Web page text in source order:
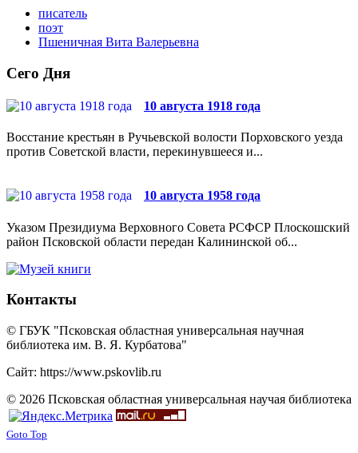
писатель
поэт
Пшеничная Вита Валерьевна
Сего Дня
10 августа 1918 года
Восстание крестьян в Ручьевской волости Порховского уезда
против Советской власти, перекинувшееся и...
10 августа 1958 года
Указом Президиума Верховного Совета РСФСР Плоскошский
район Псковской области передан Калининской об...
Контакты
© ГБУК "Псковская областная универсальная научная
библиотека им. В. Я. Курбатова"
Сайт: https://www.pskovlib.ru
© 2026 Псковская областная универсальная научая библиотека
Goto Top